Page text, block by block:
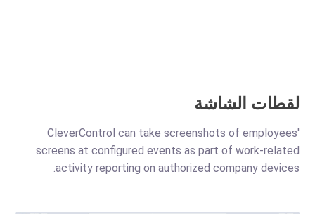
لقطات الشاشة
CleverControl can take screenshots of employees'
screens at configured events as part of work-related
activity reporting on authorized company devices.